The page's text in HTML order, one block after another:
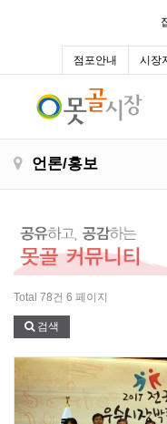
점포안내 시장
언론/홍보
Total 78건 6 페이지
검색